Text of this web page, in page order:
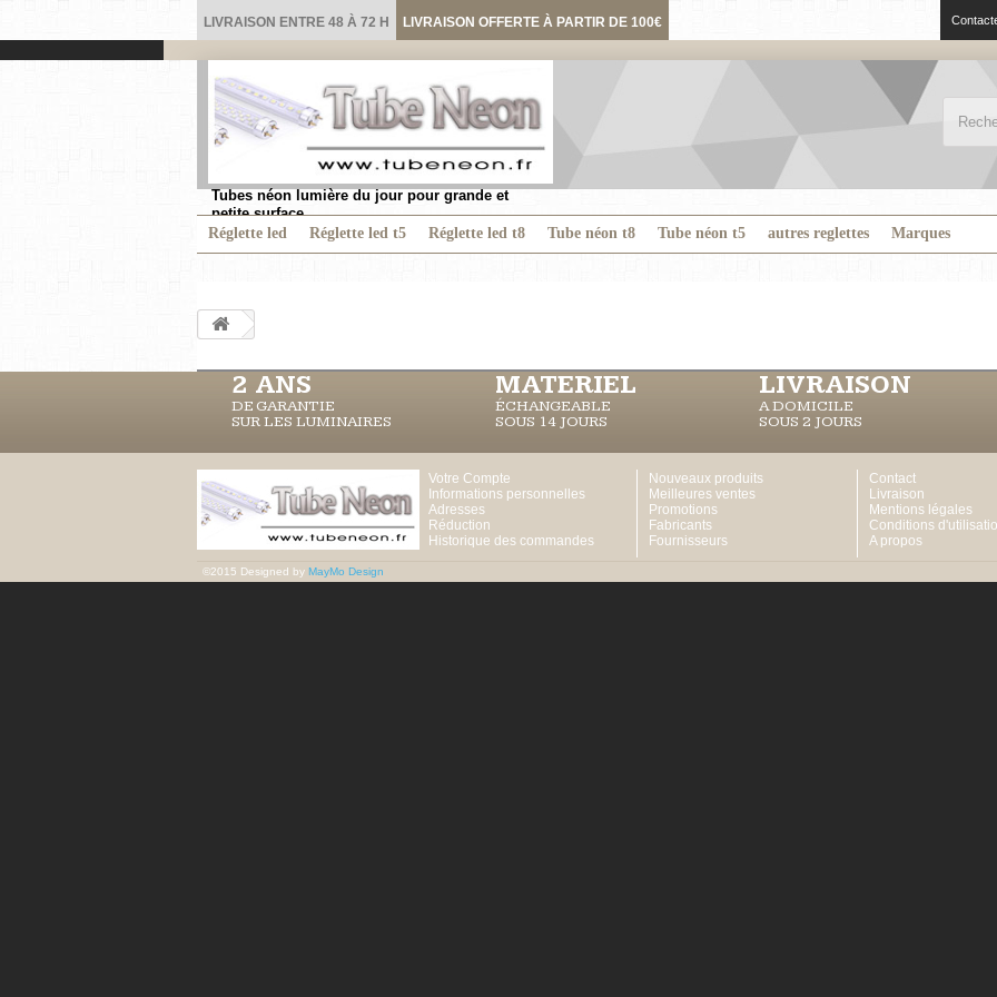
LIVRAISON ENTRE 48 À 72 H LIVRAISON OFFERTE À PARTIR DE 100€
Tubes néon lumière du jour pour grande et
petite surface.
Réglette led
Réglette led t5 Réglette led t8 Tube néon t8 Tube néon t5 autres reglettes Marques
2 ANS
DE GARANTIE
SUR LES LUMINAIRES
MATERIEL
ÉCHANGEABLE
SOUS 14 JOURS
LIVRAISON
A DOMICILE
SOUS 2 JOURS
Votre Compte
Informations personnelles
Adresses
Réduction
Historique des commandes
Nouveaux produits
Meilleures ventes
Promotions
Fabricants
Fournisseurs
Contact
Livraison
Mentions légales
Conditions
A propos
©2015 Designed by MayMo Design